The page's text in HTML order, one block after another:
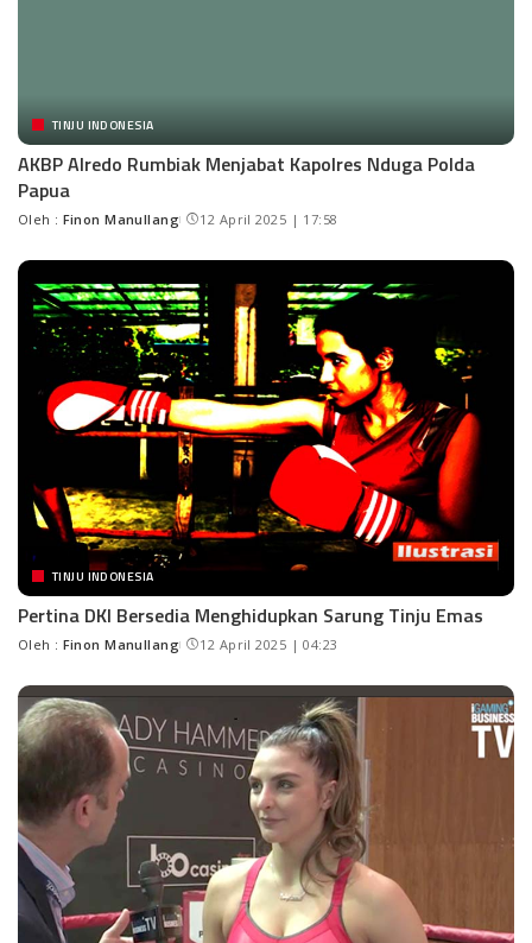
TINJU INDONESIA
AKBP Alredo Rumbiak Menjabat Kapolres Nduga Polda
Papua
Oleh : Finon Manullang 12 April 2025 | 17:58
TINJU INDONESIA
Pertina DKI Bersedia Menghidupkan Sarung Tinju Emas
Oleh : Finon Manullang 12 April 2025 | 04:23